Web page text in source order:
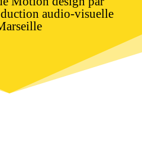
audio-visuelle